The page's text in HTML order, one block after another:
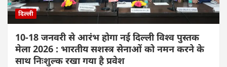
दिल्ली
10-18 जनवरी से आरंभ होगा नई दिल्ली विश्व पुस्तक
मेला 2026 : भारतीय सशस्त्र सेनाओं को नमन करने के
साथ निःशुल्क रखा गया है प्रवेश